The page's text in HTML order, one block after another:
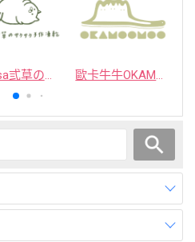
SaKusa弎草のサクサク手作凍乾 歐卡牛牛OKAMOOMOO 貓草包